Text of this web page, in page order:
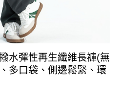
水彈性再生纖維長褲(無
多口袋、側邊鬆緊、環